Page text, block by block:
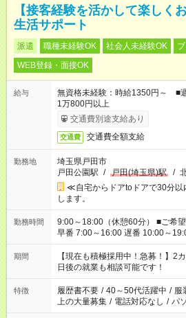
【接客経験を活かして楽しく
生活サポート
派遣 職種未経験OK 社会人未経験OK
WEB登録・面接OK
給与
無資格未経験：時給1350円～
1万800円以上
交通費別途支給あり
交通費 交通費全額支給
勤務地
埼玉県戸田市
戸田公園駅 / 戸田(埼玉県)駅 /
≪自宅からドアtoドアで30分
します。
勤務時間
9:00～18:00（休憩60分） ■ご希望があれば下記シフトもOK！
早番 7:00～16:00 遅番 10:00～19:00 「家族と休みを合わ
い」 「余裕を持って夕飯の準備
たくない」 など、ご希望を教えてください
の方へ 今ご覧のお仕事で希望する
の勤務時間。 合計で週40時間を
期間
【現在も積極採用中！急募！】
日後の就業も相談可能です！
特徴 履歴書不要 / 40～50代活躍中 / 服
上の大量募集 / 電話対応なし / パ